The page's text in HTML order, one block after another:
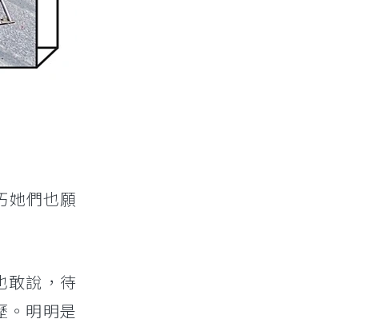
她們也願
敢說，待
。明明是